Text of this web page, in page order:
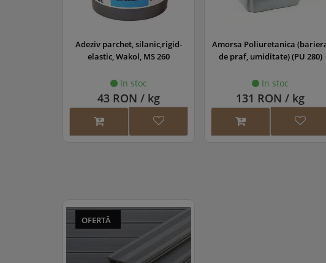
Amorsa Poliuretanica (bariera
de praf, umiditate) (PU 280)
In stoc
131 RON / kg
Grund parchet WS EasyPrime
In stoc
118 RON / l
OFERTĂ